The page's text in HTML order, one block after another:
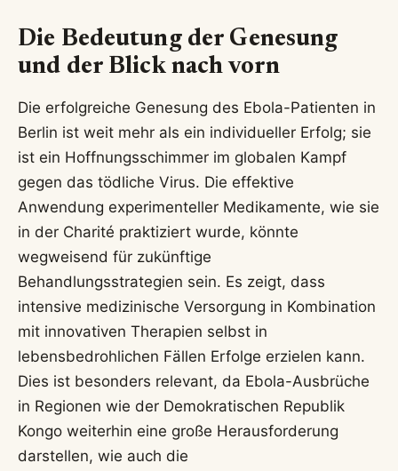
Die Bedeutung der Genesung
und der Blick nach vorn
Die erfolgreiche Genesung des Ebola-Patienten in
Berlin ist weit mehr als ein individueller Erfolg; sie
ist ein Hoffnungsschimmer im globalen Kampf
gegen das tödliche Virus. Die effektive
Anwendung experimenteller Medikamente, wie sie
in der Charité praktiziert wurde, könnte
wegweisend für zukünftige
Behandlungsstrategien sein. Es zeigt, dass
intensive medizinische Versorgung in Kombination
mit innovativen Therapien selbst in
lebensbedrohlichen Fällen Erfolge erzielen kann.
Dies ist besonders relevant, da Ebola-Ausbrüche
in Regionen wie der Demokratischen Republik
Kongo weiterhin eine große Herausforderung
darstellen, wie auch die